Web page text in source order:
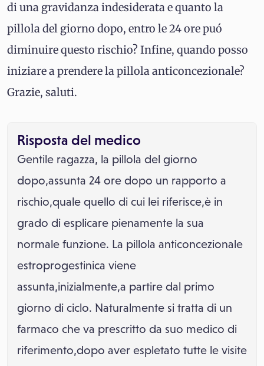
di una gravidanza indesiderata e quanto la
pillola del giorno dopo, entro le 24 ore puó
diminuire questo rischio? Infine, quando posso
iniziare a prendere la pillola anticoncezionale?
Grazie, saluti.
Risposta del medico
Gentile ragazza, la pillola del giorno
dopo,assunta 24 ore dopo un rapporto a
rischio,quale quello di cui lei riferisce,è in
grado di esplicare pienamente la sua
normale funzione. La pillola anticoncezionale
estroprogestinica viene
assunta,inizialmente,a partire dal primo
giorno di ciclo. Naturalmente si tratta di un
farmaco che va prescritto da suo medico di
riferimento,dopo aver espletato tutte le visite